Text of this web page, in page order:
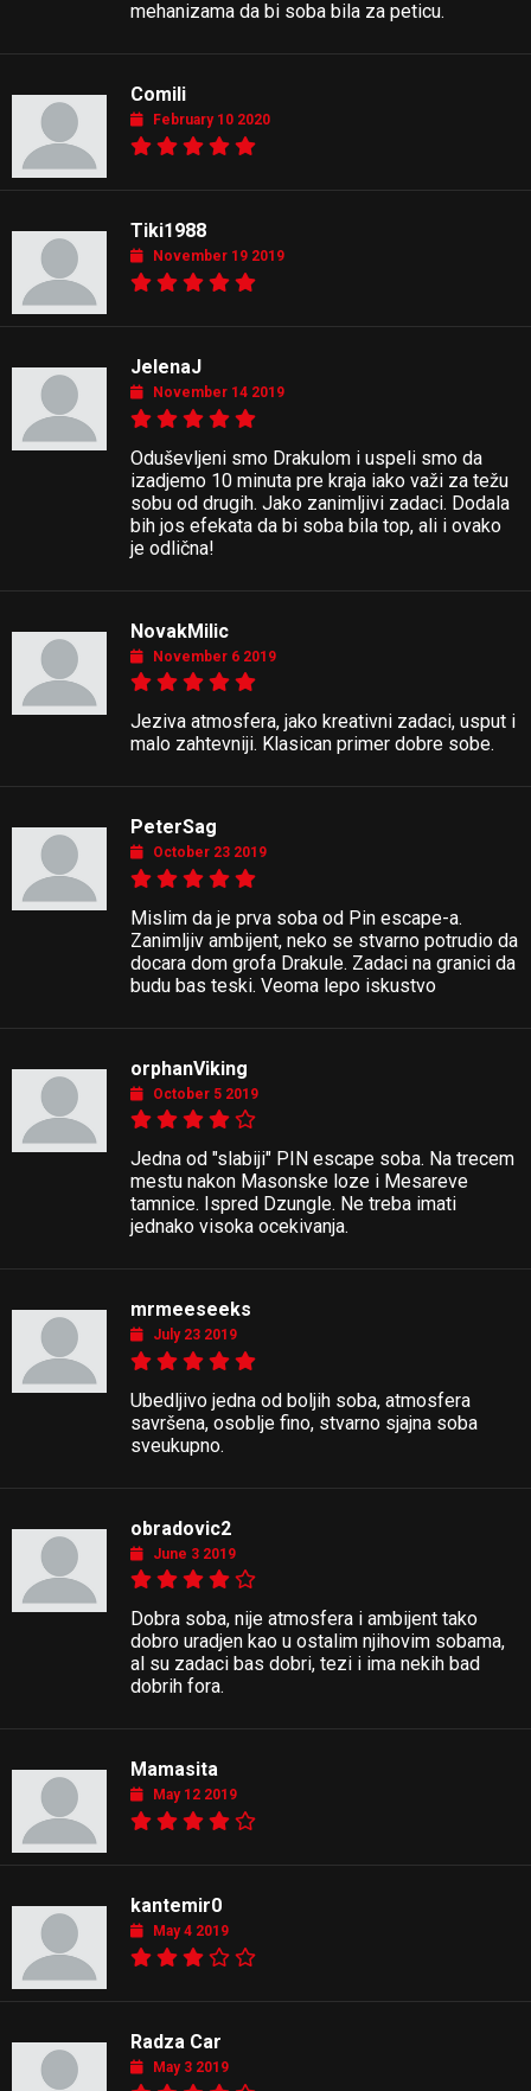
mehanizama da bi soba bila za peticu.
Comili
February 10 2020
Tiki1988
November 19 2019
JelenaJ
November 14 2019
Oduševljeni smo Drakulom i uspeli smo da
izadjemo 10 minuta pre kraja iako važi za težu
sobu od drugih. Jako zanimljivi zadaci. Dodala
bih jos efekata da bi soba bila top, ali i ovako
je odlična!
NovakMilic
November 6 2019
Jeziva atmosfera, jako kreativni zadaci, usput i
malo zahtevniji. Klasican primer dobre sobe.
PeterSag
October 23 2019
Mislim da je prva soba od Pin escape-a.
Zanimljiv ambijent, neko se stvarno potrudio da
docara dom grofa Drakule. Zadaci na granici da
budu bas teski. Veoma lepo iskustvo
orphanViking
October 5 2019
Jedna od "slabiji" PIN escape soba. Na trecem
mestu nakon Masonske loze i Mesareve
tamnice. Ispred Dzungle. Ne treba imati
jednako visoka ocekivanja.
mrmeeseeks
July 23 2019
Ubedljivo jedna od boljih soba, atmosfera
savršena, osoblje fino, stvarno sjajna soba
sveukupno.
obradovic2
June 3 2019
Dobra soba, nije atmosfera i ambijent tako
dobro uradjen kao u ostalim njihovim sobama,
al su zadaci bas dobri, tezi i ima nekih bad
dobrih fora.
Mamasita
May 12 2019
kantemir0
May 4 2019
Radza Car
May 3 2019